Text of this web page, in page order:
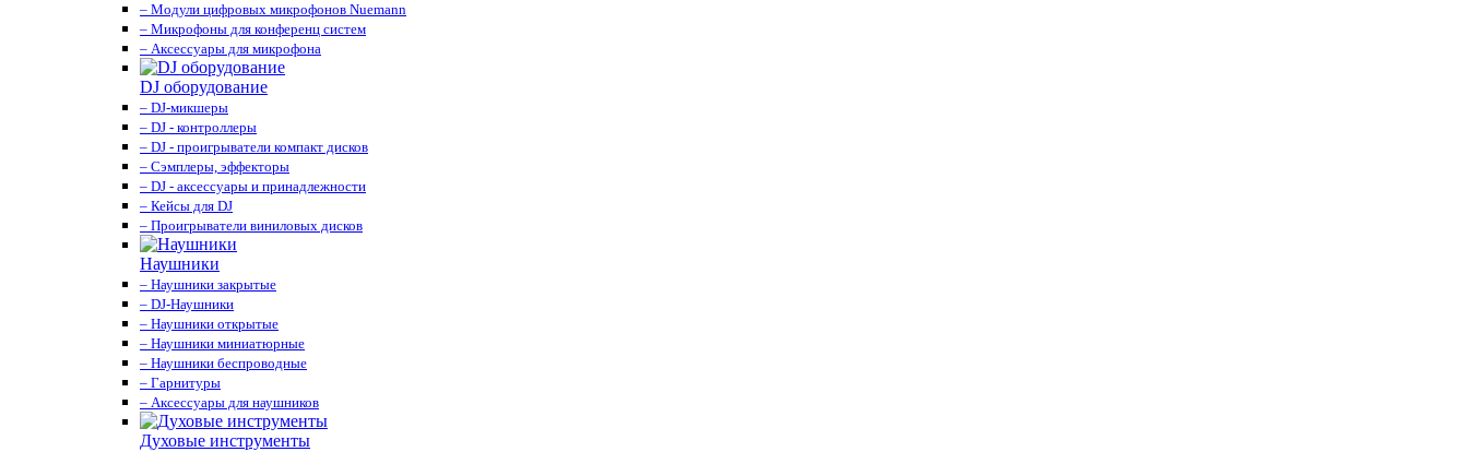
– Модули цифровых микрофонов Nuemann
– Микрофоны для конференц систем
– Аксессуары для микрофона
DJ оборудование
– DJ-микшеры
– DJ - контроллеры
– DJ - проигрыватели компакт дисков
– Сэмплеры, эффекторы
– DJ - аксессуары и принадлежности
– Кейсы для DJ
– Проигрыватели виниловых дисков
Наушники
– Наушники закрытые
– DJ-Наушники
– Наушники открытые
– Наушники миниатюрные
– Наушники беспроводные
– Гарнитуры
– Аксессуары для наушников
Духовые инструменты